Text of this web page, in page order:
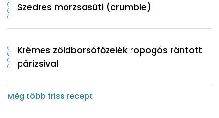
Szedres morzsasüti (crumble)
Krémes zöldborsófőzelék ropogós rántott
párizsival
Még több friss recept